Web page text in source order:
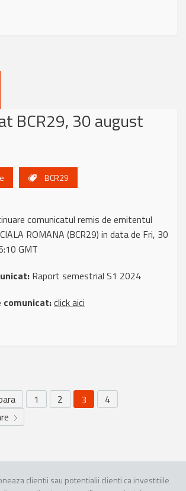
BCR29, 30 august
BCR29
comunicatul remis de emitentul
ROMANA (BCR29) in data de Fri, 30
GMT
Raport semestrial S1 2024
comunicat:click aici
1 2 3
4
clientii sau potentialii clienti ca investitiile